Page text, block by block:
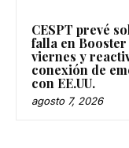
CESPT prevé
falla en Booster
viernes y
conexión de
con EE.UU.
agosto 7, 2026